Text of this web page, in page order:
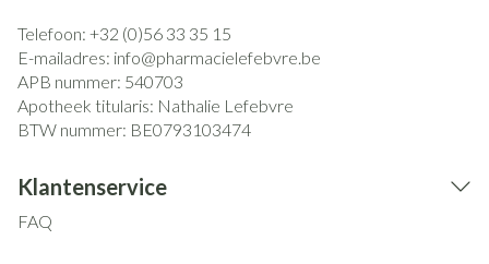
Telefoon: +32 (0)56 33 35 15
E-mailadres: info@pharmacielefebvre.be
APB nummer: 540703
Apotheek titularis: Nathalie Lefebvre
BTW nummer: BE0793103474
Klantenservice
FAQ